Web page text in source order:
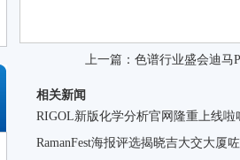
上一篇： 色谱行业盛会迪马
相关新闻
RIGOL新版化学分析官网隆重上线啦
RamanFest海报评选揭晓吉大交大厦咗